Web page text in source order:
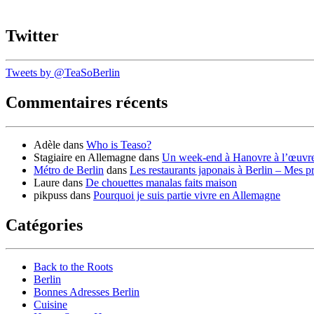
Twitter
Tweets by @TeaSoBerlin
Commentaires récents
Adèle dans Who is Teaso?
Stagiaire en Allemagne dans Un week-end à Hanovre à
Métro de Berlin dans Les restaurants japonais à Berlin – Mes
Laure dans De chouettes manalas faits maison
pikpuss dans Pourquoi je suis partie vivre en Allemagne
Catégories
Back to the Roots
Berlin
Bonnes Adresses Berlin
Cuisine